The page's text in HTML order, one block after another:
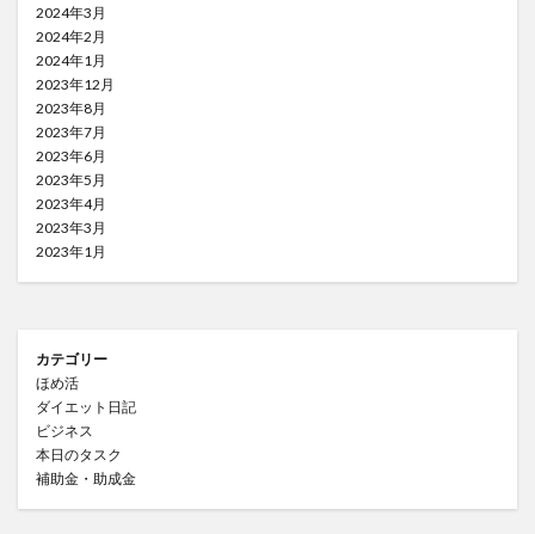
2024年3月
2024年2月
2024年1月
2023年12月
2023年8月
2023年7月
2023年6月
2023年5月
2023年4月
2023年3月
2023年1月
カテゴリー
ほめ活
ダイエット日記
ビジネス
本日のタスク
補助金・助成金